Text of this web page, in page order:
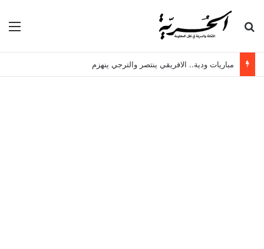
بحث عن
مباريات ودية.. الافريقي ينتصر والترجي ينهزم